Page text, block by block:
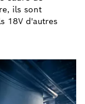
ils sont
18V d'autres